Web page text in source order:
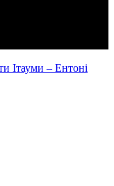
Ітауми – Ентоні